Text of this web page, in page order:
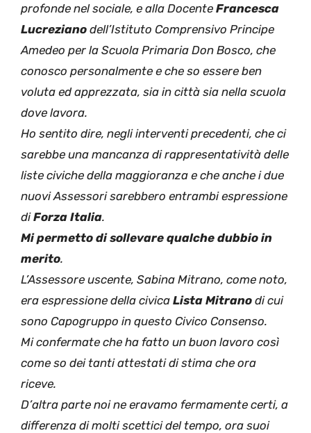
profonde nel sociale, e alla Docente Francesca
Lucreziano dell’Istituto Comprensivo Principe
Amedeo per la Scuola Primaria Don Bosco, che
conosco personalmente e che so essere ben
voluta ed apprezzata, sia in città sia nella scuola
dove lavora.
Ho sentito dire, negli interventi precedenti, che ci
sarebbe una mancanza di rappresentatività delle
liste civiche della maggioranza e che anche i due
nuovi Assessori sarebbero entrambi espressione
diForza Italia.
Mi permetto di sollevare qualche dubbio in
merito.
L’Assessore uscente, Sabina Mitrano, come noto,
era espressione della civica Lista Mitrano di cui
sono Capogruppo in questo Civico Consenso.
Mi confermate che ha fatto un buon lavoro così
come so dei tanti attestati di stima che ora
riceve.
D’altra parte noi ne eravamo fermamente certi, a
differenza di molti scettici del tempo, ora suoi